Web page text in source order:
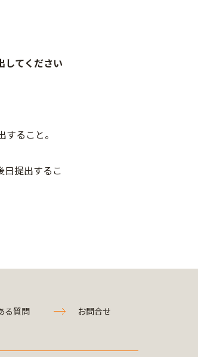
してください
ること。
提出するこ
る質問 お問合せ